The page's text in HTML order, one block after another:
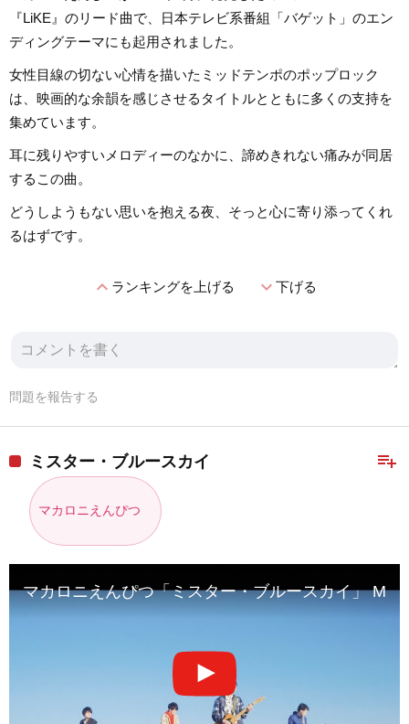
『LiKE』のリード曲で、日本テレビ系番組「バゲット」のエン
ディングテーマにも起用されました。
女性目線の切ない心情を描いたミッドテンポのポップロック
は、映画的な余韻を感じさせるタイトルとともに多くの支持を
集めています。
耳に残りやすいメロディーのなかに、諦めきれない痛みが同居
するこの曲。
どうしようもない思いを抱える夜、そっと心に寄り添ってくれ
るはずです。
expand_lessランキングを上げる expand_more下げる
問題を報告する
playlist_add
ミスター・ブルースカイ
マカロニえんぴつ
マカロニえんぴつ「ミスター・ブルースカイ」 MV